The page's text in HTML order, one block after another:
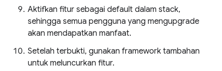
Aktifkan fitur sebagai default dalam stack,
sehingga semua pengguna yang mengupgrade
akan mendapatkan manfaat.
Setelah terbukti, gunakan framework tambahan
untuk meluncurkan fitur.